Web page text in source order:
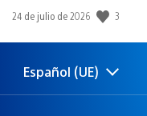
Fecha
publicación:
24 de julio de 2026 3
Selecciona
una
Región
actual:
Español (UE)